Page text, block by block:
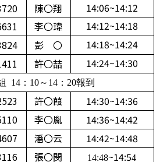
陳〇翔
14:06~14:12
李〇瑋
14:12~14:18
彭 〇
14:18~14:24
許〇喆 14:24~14:30
14：10～14：20報到
許〇葭
14:30~14:36
李〇胤
14:36~14:42
潘〇云
14:42~14:48
張〇閔 14:48~14:54